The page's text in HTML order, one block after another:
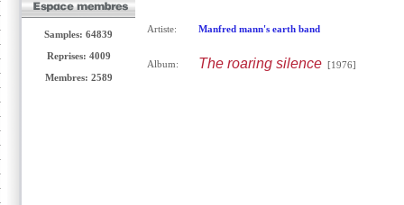
Samples: 64839
Reprises: 4009
Membres: 2589
Artiste: Manfred mann's earth band
Album: The roaring silence[1976]